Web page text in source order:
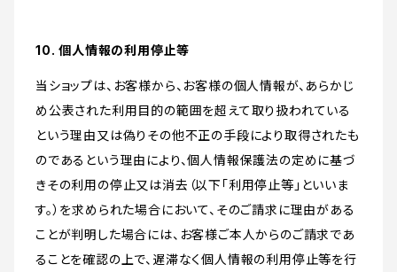
10. 個人情報の利用停止等
当ショップは、お客様から、お客様の個人情報が、あらかじ
め公表された利用目的の範囲を超えて取り扱われている
という理由又は偽りその他不正の手段により取得されたも
のであるという理由により、個人情報保護法の定めに基づ
きその利用の停止又は消去（以下「利用停止等」といいま
す。）を求められた場合において、そのご請求に理由がある
ことが判明した場合には、お客様ご本人からのご請求であ
ることを確認の上で、遅滞なく個人情報の利用停止等を行